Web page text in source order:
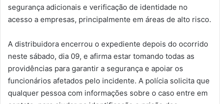
segurança adicionais e verificação de identidade no
acesso a empresas, principalmente em áreas de alto risco.
A distribuidora encerrou o expediente depois do ocorrido
neste sábado, dia 09, e afirma estar tomando todas as
providências para garantir a segurança e apoiar os
funcionários afetados pelo incidente. A polícia solicita que
qualquer pessoa com informações sobre o caso entre em